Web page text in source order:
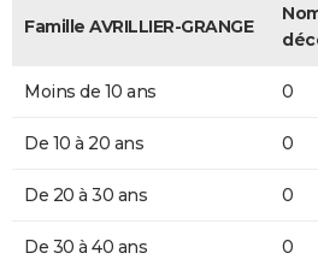
Famille AVRILLIER-GRANGE
Moins de 10 ans 0
De 10 à 20 ans 0
De 20 à 30 ans 0
De 30 à 40 ans 0